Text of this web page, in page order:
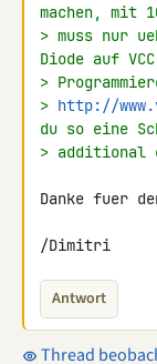
machen, mit
> muss nur
Diode auf
>
> http://
du so eine
>
Danke fuer
/Dimitri
Antwort
Thread